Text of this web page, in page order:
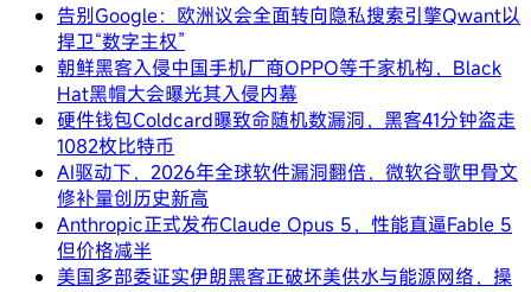
告别Google：欧洲议会全面转向隐私搜索引擎Qwant以
捍卫“数字主权”
朝鲜黑客入侵中国手机厂商OPPO等千家机构，Black
Hat黑帽大会曝光其入侵内幕
硬件钱包Coldcard曝致命随机数漏洞，黑客41分钟盗走
1082枚比特币
AI驱动下，2026年全球软件漏洞翻倍，微软谷歌甲骨文
修补量创历史新高
Anthropic正式发布Claude Opus 5，性能直逼Fable 5
但价格减半
美国多部委证实伊朗黑客正破坏美供水与能源网络，操